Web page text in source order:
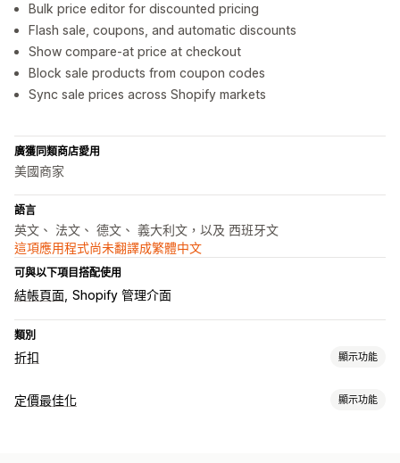
Bulk price editor for discounted pricing
Flash sale, coupons, and automatic discounts
Show compare-at price at checkout
Block sale products from coupon codes
Sync sale prices across Shopify markets
廣獲同類商店愛用
美國商家
語言
英文、 法文、 德文、 義大利文，以及 西班牙文
這項應用程式尚未翻譯成繁體中文
可與以下項目搭配使用
結帳頁面 Shopify 管理介面
類別
折扣 顯示功能
折扣類型
定價最佳化 顯示功能